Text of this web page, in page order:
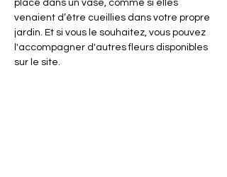
place dans un vase, comme si elles
venaient d’être cueillies dans votre propre
jardin. Et si vous le souhaitez, vous pouvez
l'accompagner d'autres fleurs disponibles
sur le site.